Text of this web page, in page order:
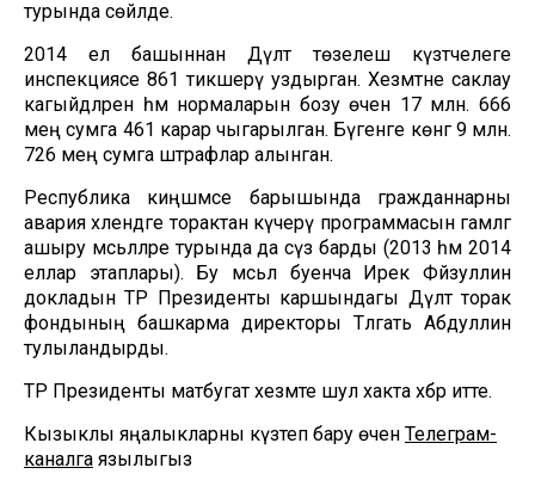
турында сөйләде.
2014 ел башыннан Дәүләт төзелеш күзәтчелеге
инспекциясе 861 тикшерү уздырган. Хезмәтне саклау
кагыйдәләрен һәм нормаларын бозу өчен 17 млн. 666
мең сумга 461 карар чыгарылган. Бүгенге көнгә 9 млн.
726 мең сумга штрафлар алынган.
Республика киңәшмәсе барышында гражданнарны
авария хәлендәге торактан күчерү программасын гамәлгә
ашыру мәсьәләләре турында да сүз барды (2013 һәм 2014
еллар этаплары). Бу мәсьәлә буенча Ирек Фәйзуллин
докладын ТР Президенты каршындагы Дәүләт торак
фондының башкарма директоры Тәлгать Абдуллин
тулыландырды.
ТР Президенты матбугат хезмәте шул хакта хәбәр итте.
Кызыклы яңалыкларны күзәтеп бару өчен Телеграм-
каналга язылыгыз